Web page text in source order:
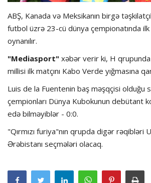
ABŞ, Kanada və Meksikanın birgə
futbol üzrə 23-cü dünya çempionatında
oynanılır.
"Mediasport" xəbər verir ki, H
millisi ilk matçını Kabo Verde yığmasına
Luis de la Fuentenin baş məşqçisi olduğu
çempionları Dünya Kubokunun debütant
edə bilməyiblər - 0:0.
"Qırmızı furiya"nın qrupda digər rəqibləri
Ərəbistanı seçmələri olacaq.